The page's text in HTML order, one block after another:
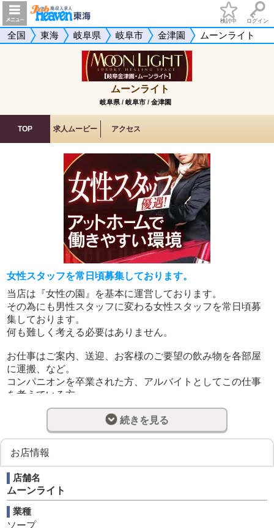
検討中 ログイン
全国 東海 岐阜県 岐阜市 金津園 ムーンライト
ムーンライト
岐阜県 / 岐阜市 / 金津園
TOP 求人ムービー アクセス
女性スタッフを常日頃募集しております。
当店は『女性の園』を基本に運営しております。
その為にも男性スタッフに変わる女性スタッフを常日頃募
集しております。
何も難しく考える必要はありません。
お仕事はご案内、送迎、お客様のご要望の飲み物を各部屋
に運搬、など。
コンパニオンを卒業された方、アルバイトとしてこの仕事
を考えている方
もちろん何も経験が無くともムーンライトは歓迎いたしま
いません。
お気にされるであろう給料面はご安心ください！詳しくは
面接の際お話し合いましょう♪
些細なご質問でも大丈夫ですので、まずはお気軽にご相談
ください。
続きを見る
お店情報
店舗名
ムーンライト
業種
ソープ